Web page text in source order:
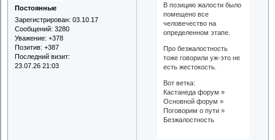
Постоянные
Зарегистрирован: 03.10.17
Сообщений: 3280
Уважение: +378
Позитив: +387
Последний визит:
23.07.26 21:03
В позицию жалости было
помещено все
человечество на
определенном этапе.
Про безжалостность
тоже говорили уж-это не
есть жестокость.
Вот ветка:
Кастанеда форум »
Основной форум »
Поговорим о пути »
Безжалостность